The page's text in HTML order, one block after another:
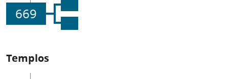
669
Templos